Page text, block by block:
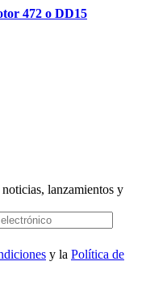
472 o DD15
lanzamientos y
y la Política de